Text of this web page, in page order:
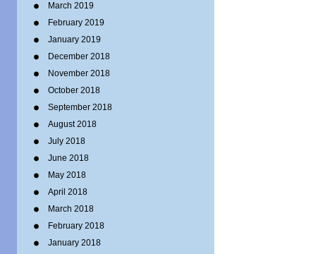
March 2019
February 2019
January 2019
December 2018
November 2018
October 2018
September 2018
August 2018
July 2018
June 2018
May 2018
April 2018
March 2018
February 2018
January 2018